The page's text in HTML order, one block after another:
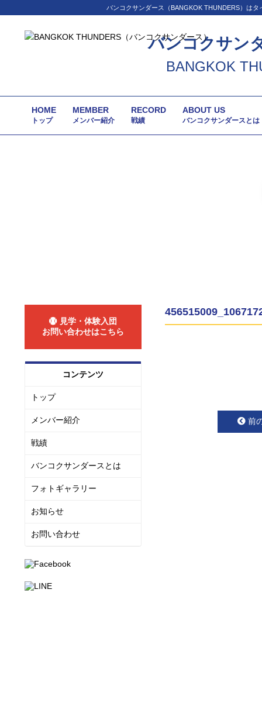
バンコクサンダース（BANGKOK THUNDERS）は
バンコクサン
BANGKOK
HOME
トップ
MEMBER
メンバー紹介
RECORD
戦績
ABOUT US
バンコクサンダースとは
前
見学・体験入団
お問い合わせはこちら
コンテンツ
トップ
メンバー紹介
戦績
バンコクサンダースとは
フォトギャラリー
お知らせ
お問い合わせ